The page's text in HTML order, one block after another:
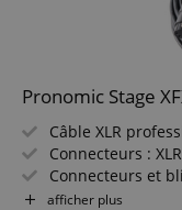
Pronomic Stage
Câble XLR
Connecteurs :
Connecteurs et
Longueur : 10m
afficher plus